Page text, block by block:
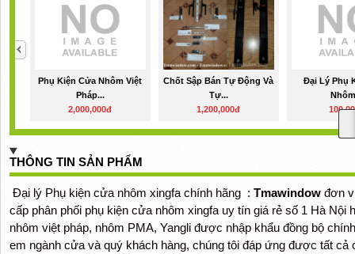
Phụ Kiện Cửa Nhôm Việt
Pháp...
2,000,000đ
Chốt Sập Bán Tự Động Và
Tự...
1,200,000đ
Đại Lý Phụ
THÔNG TIN SẢN PHẨM
Đại lý Phụ kiện cửa nhôm xingfa chính hãng : Tmawindowđơn
cấp phân phối phụ kiện cửa nhôm xingfa uy tín giá rẻ số 1 Hà Nội
nhôm việt pháp, nhôm PMA, Yangli được nhập khẩu đồng bộ
em ngành cửa và quý khách hàng, chúng tôi đáp ứng được tất